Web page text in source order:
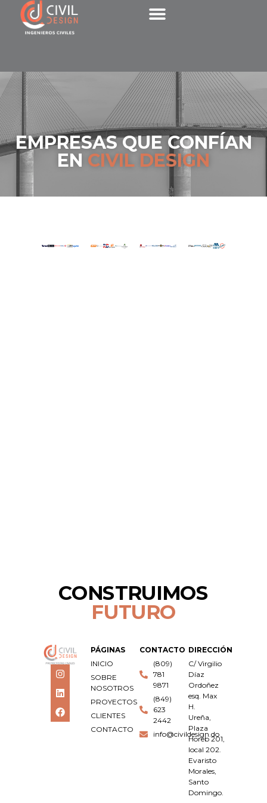
EMPRESAS QUE CONFÍAN
EN CIVIL DESIGN
CONSTRUIMOS
FUTURO
PÁGINAS
INICIO
SOBRE
NOSOTROS
PROYECTOS
CLIENTES
CONTACTO
CONTACTO
(809)
781
9871
(849)
623
2442
info@civildesign.do
DIRECCIÓN
C/ Virgilio
Díaz
Ordoñez
esq. Max
H.
Ureña,
Plaza
Horeb 201,
local 202.
Evaristo
Morales,
Santo
Domingo.